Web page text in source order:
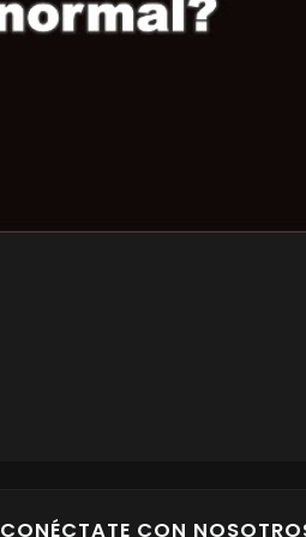
CONÉCTATE CON